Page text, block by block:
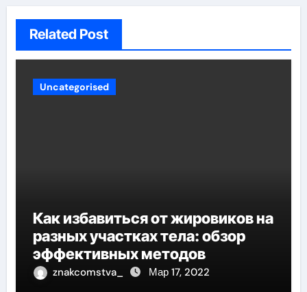
Related Post
Uncategorised
Как избавиться от жировиков на
разных участках тела: обзор
эффективных методов
znakcomstva_ Мар 17, 2022